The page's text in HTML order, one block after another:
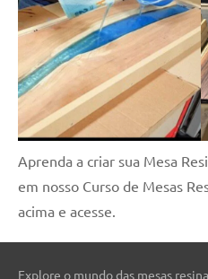
Aprenda a criar sua Mesa
em nosso Curso de Mesas
acima e acesse.
Explore o mundo das mesas